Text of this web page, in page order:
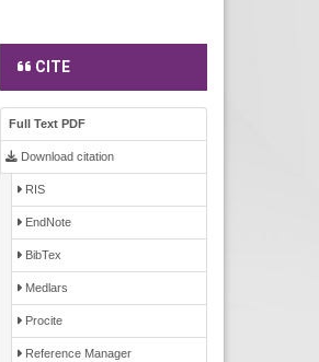
CITE
Full Text PDF
Download citation
RIS
EndNote
BibTex
Medlars
Procite
Reference Manager